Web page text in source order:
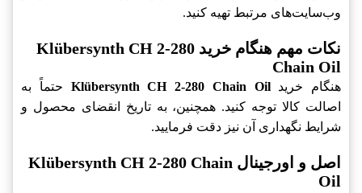
وب‌سایت‌های مرتبط تهیه کنید.
نکات مهم هنگام خرید Klübersynth CH 2-280
Chain Oil
هنگام خریدKlübersynth CH 2-280 Chain Oil حتماً به
اصالت کالا توجه کنید. همچنین، به تاریخ انقضای محصول و
شرایط نگهداری آن نیز دقت فرمایید.
اصل و اورجینال Klübersynth CH 2-280 Chain
Oil